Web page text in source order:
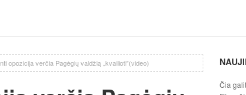
opozicija verčia Pagėgių valdžią „kvailioti”(video)
Čia